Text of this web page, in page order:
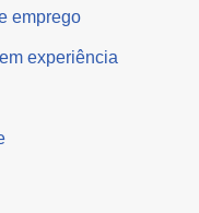
emprego
experiência